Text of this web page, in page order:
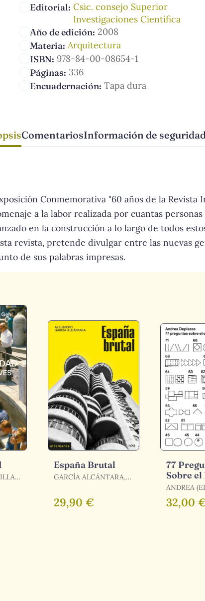
Editorial: Csic. consejo Superior
Investigaciones Científica
Año de edición: 2008
Materia: Arquitectura
ISBN: 978-84-00-08654-1
Páginas: 336
Encuadernación: Tapa dura
ComentariosInformación de seguridad
Conmemorativa "60 años de la Revista
a la labor realizada por cuantas
en la construcción a lo largo de todos
revista, pretende divulgar entre las nuevas
de sus palabras impresas.
España Brutal
GARCÍA ALCÁNTARA,
29,90 €
77
Sobre el
ANDREA
DEPLAZES
32,00